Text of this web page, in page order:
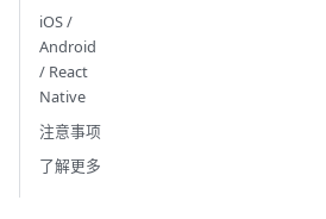
iOS /
Android
/ React
Native
注意事项
了解更多